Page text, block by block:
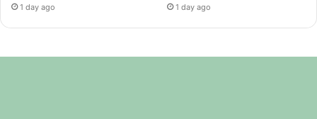
1 day ago 1 day ago